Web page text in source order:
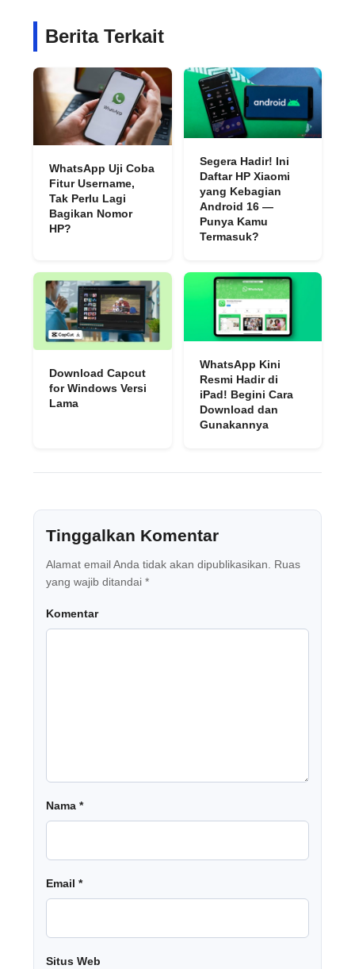
Berita Terkait
WhatsApp Uji Coba
Fitur Username,
Tak Perlu Lagi
Bagikan Nomor
HP?
Segera Hadir! Ini
Daftar HP Xiaomi
yang Kebagian
Android 16 —
Punya Kamu
Termasuk?
Download Capcut
for Windows Versi
Lama
WhatsApp Kini
Resmi Hadir di
iPad! Begini Cara
Download dan
Gunakannya
Tinggalkan Komentar
Alamat email Anda tidak akan dipublikasikan.
Ruas
yang wajib ditandai *
Komentar
Nama *
Email *
Situs Web